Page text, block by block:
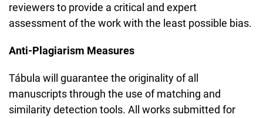
reviewers to provide a critical and expert
assessment of the work with the least possible bias.
Anti-Plagiarism Measures
Tábula will guarantee the originality of all
manuscripts through the use of matching and
similarity detection tools. All works submitted for